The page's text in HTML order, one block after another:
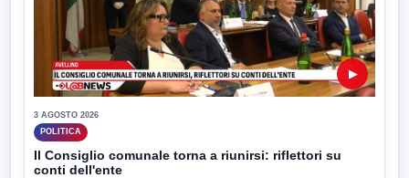
▶
3 AGOSTO 2026
POLITICA
Il Consiglio comunale torna a riunirsi: riflettori su
conti dell'ente